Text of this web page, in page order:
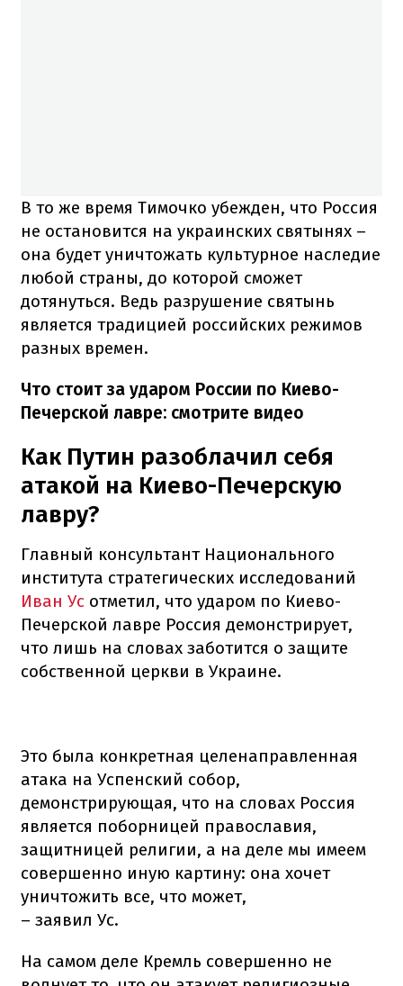
В то же время Тимочко убежден, что Россия
не остановится на украинских святынях –
она будет уничтожать культурное наследие
любой страны, до которой сможет
дотянуться. Ведь разрушение святынь
является традицией российских режимов
разных времен.
Что стоит за ударом России по Киево-
Печерской лавре: смотрите видео
Как Путин разоблачил себя
атакой на Киево-Печерскую
лавру?
Главный консультант Национального
института стратегических исследований
Иван Ус отметил, что ударом по Киево-
Печерской лавре Россия демонстрирует,
что лишь на словах заботится о защите
собственной церкви в Украине.
Это была конкретная целенаправленная
атака на Успенский собор,
демонстрирующая, что на словах Россия
является поборницей православия,
защитницей религии, а на деле мы имеем
совершенно иную картину: она хочет
уничтожить все, что может,
– заявил Ус.
На самом деле Кремль совершенно не